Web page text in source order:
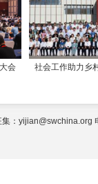
会 社会工作助力乡
：yijian@swchina.org